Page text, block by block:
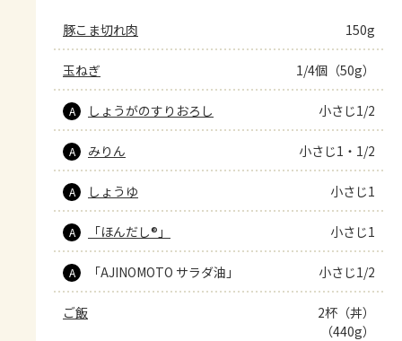
豚こま切れ肉 150g
玉ねぎ 1/4個（50g）
A しょうがのすりおろし 小さじ1/2
A みりん 小さじ1・1/2
A しょうゆ 小さじ1
A 「ほんだし®」 小さじ1
A 「AJINOMOTO サラダ油」 小さじ1/2
ご飯
2杯（丼）
（440g）